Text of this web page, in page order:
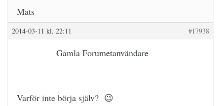
Mats
2014-03-11 kl. 22:11 #17938
Gamla Forumetanvändare
Varför inte börja själv? 😉